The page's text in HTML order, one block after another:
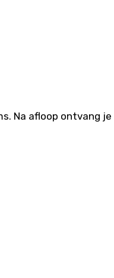
Na afloop ontvang